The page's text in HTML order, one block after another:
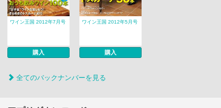
ワイン王国 2012年7月号
購入
ワイン王国 2012年5月号
購入
全てのバックナンバーを見る